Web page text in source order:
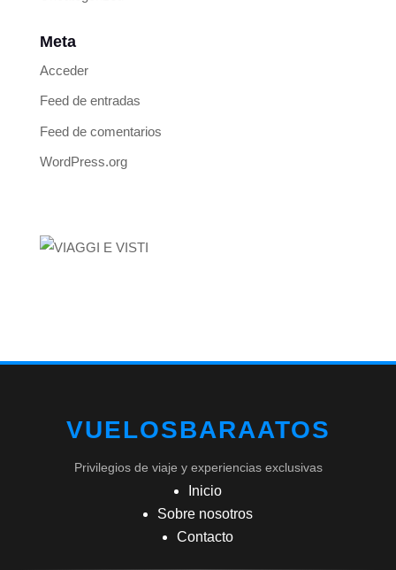
Meta
Acceder
Feed de entradas
Feed de comentarios
WordPress.org
VUELOSBARAATOS
Privilegios de viaje y experiencias exclusivas
Inicio
Sobre nosotros
Contacto